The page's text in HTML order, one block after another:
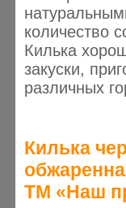
количество
Килька
закуски,
различных
Килька
ТМ «Наш